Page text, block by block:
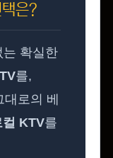
은?
확실한
를,
로의 베
컬 KTV를